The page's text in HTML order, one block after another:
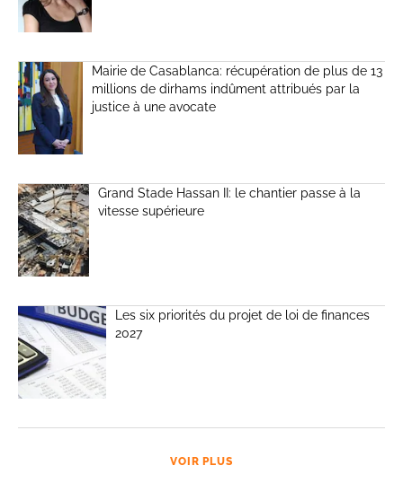
Mairie de Casablanca: récupération de plus de 13
millions de dirhams indûment attribués par la
justice à une avocate
Grand Stade Hassan II: le chantier passe à la
vitesse supérieure
Les six priorités du projet de loi de finances
2027
VOIR PLUS